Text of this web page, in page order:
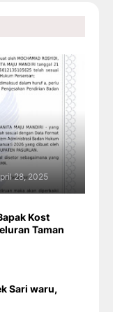
28, 2025
Kost
Taman
Sari waru,